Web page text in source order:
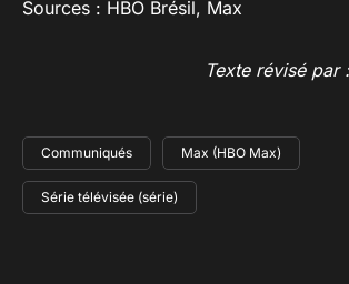
Sources : HBO Brésil, Max
Texte révisé par
Communiqués Max (HBO Max)
Série télévisée (série)